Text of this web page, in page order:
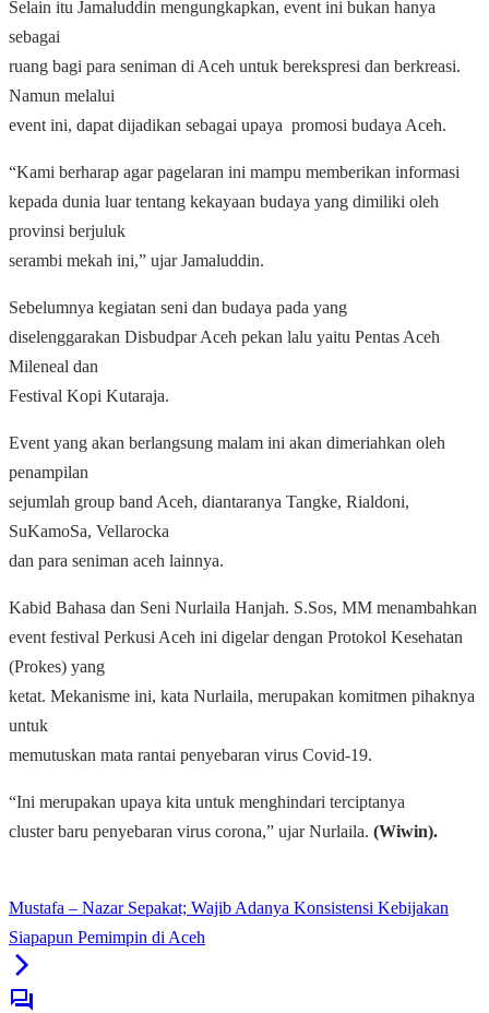
Selain itu Jamaluddin mengungkapkan, event ini bukan hanya
sebagai
ruang bagi para seniman di Aceh untuk berekspresi dan berkreasi.
Namun melalui
event ini, dapat dijadikan sebagai upaya promosi budaya Aceh.
“Kami berharap agar pagelaran ini mampu memberikan informasi
kepada dunia luar tentang kekayaan budaya yang dimiliki oleh
provinsi berjuluk
serambi mekah ini,” ujar Jamaluddin.
Sebelumnya kegiatan seni dan budaya pada yang
diselenggarakan Disbudpar Aceh pekan lalu yaitu Pentas Aceh
Mileneal dan
Festival Kopi Kutaraja.
Event yang akan berlangsung malam ini akan dimeriahkan oleh
penampilan
sejumlah group band Aceh, diantaranya Tangke, Rialdoni,
SuKamoSa, Vellarocka
dan para seniman aceh lainnya.
Kabid Bahasa dan Seni Nurlaila Hanjah. S.Sos, MM menambahkan
event festival Perkusi Aceh ini digelar dengan Protokol Kesehatan
(Prokes) yang
ketat. Mekanisme ini, kata Nurlaila, merupakan komitmen pihaknya
untuk
memutuskan mata rantai penyebaran virus Covid-19.
“Ini merupakan upaya kita untuk menghindari terciptanya
cluster baru penyebaran virus corona,” ujar Nurlaila. (Wiwin).
Mustafa – Nazar Sepakat; Wajib Adanya Konsistensi Kebijakan
Siapapun Pemimpin di Aceh